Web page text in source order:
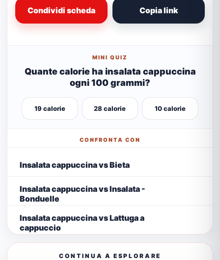
Condividi scheda Copia link
MINI QUIZ
Quante calorie ha insalata cappuccina
ogni 100 grammi?
19 calorie 28 calorie 10 calorie
CONFRONTA CON
Insalata cappuccina vs Bieta
Insalata cappuccina vs Insalata -
Bonduelle
Insalata cappuccina vs Lattuga a
cappuccio
CONTINUA A ESPLORARE